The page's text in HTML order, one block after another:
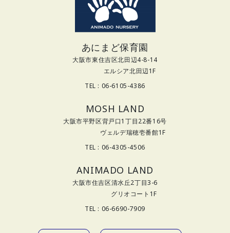
あにまど保育園
大阪市東住吉区北田辺4-8-14
エルシア北田辺1F
TEL : 06-6105-4386
MOSH LAND
大阪市平野区背戸口1丁目22番16号
ヴェルデ瑞穂壱番館1F
TEL : 06-4305-4506
ANIMADO LAND
大阪市住吉区清水丘2丁目3-6
グリオコート1F
TEL : 06-6690-7909